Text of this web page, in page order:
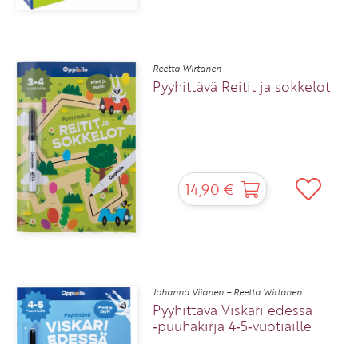
Reetta Wirtanen
Pyyhittävä Reitit ja sokkelot
14,90 €
Johanna Viianen – Reetta Wirtanen
Pyyhittävä Viskari edessä
‑puuhakirja 4‑5‑vuotiaille